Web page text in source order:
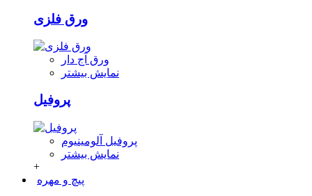
ورق فلزی
ورق آج دار
نمایش بیشتر
پروفیل
پروفیل آلومینیوم
نمایش بیشتر
+
پیچ و مهره